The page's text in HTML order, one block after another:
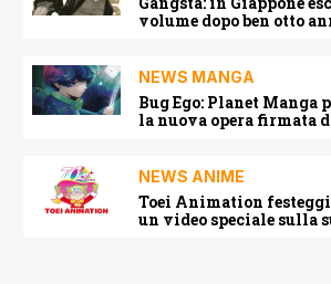
volume dopo ben otto
NEWS MANGA
Bug Ego: Planet
la nuova opera firmata
NEWS ANIME
Toei Animation
un video speciale sulla